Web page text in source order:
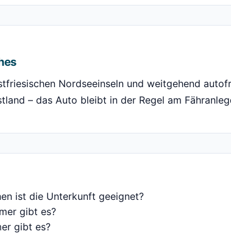
Nordseeinseln und weitgehend
– das Auto bleibt in der Regel am
ist die Unterkunft geeignet?
gibt es?
gibt es?